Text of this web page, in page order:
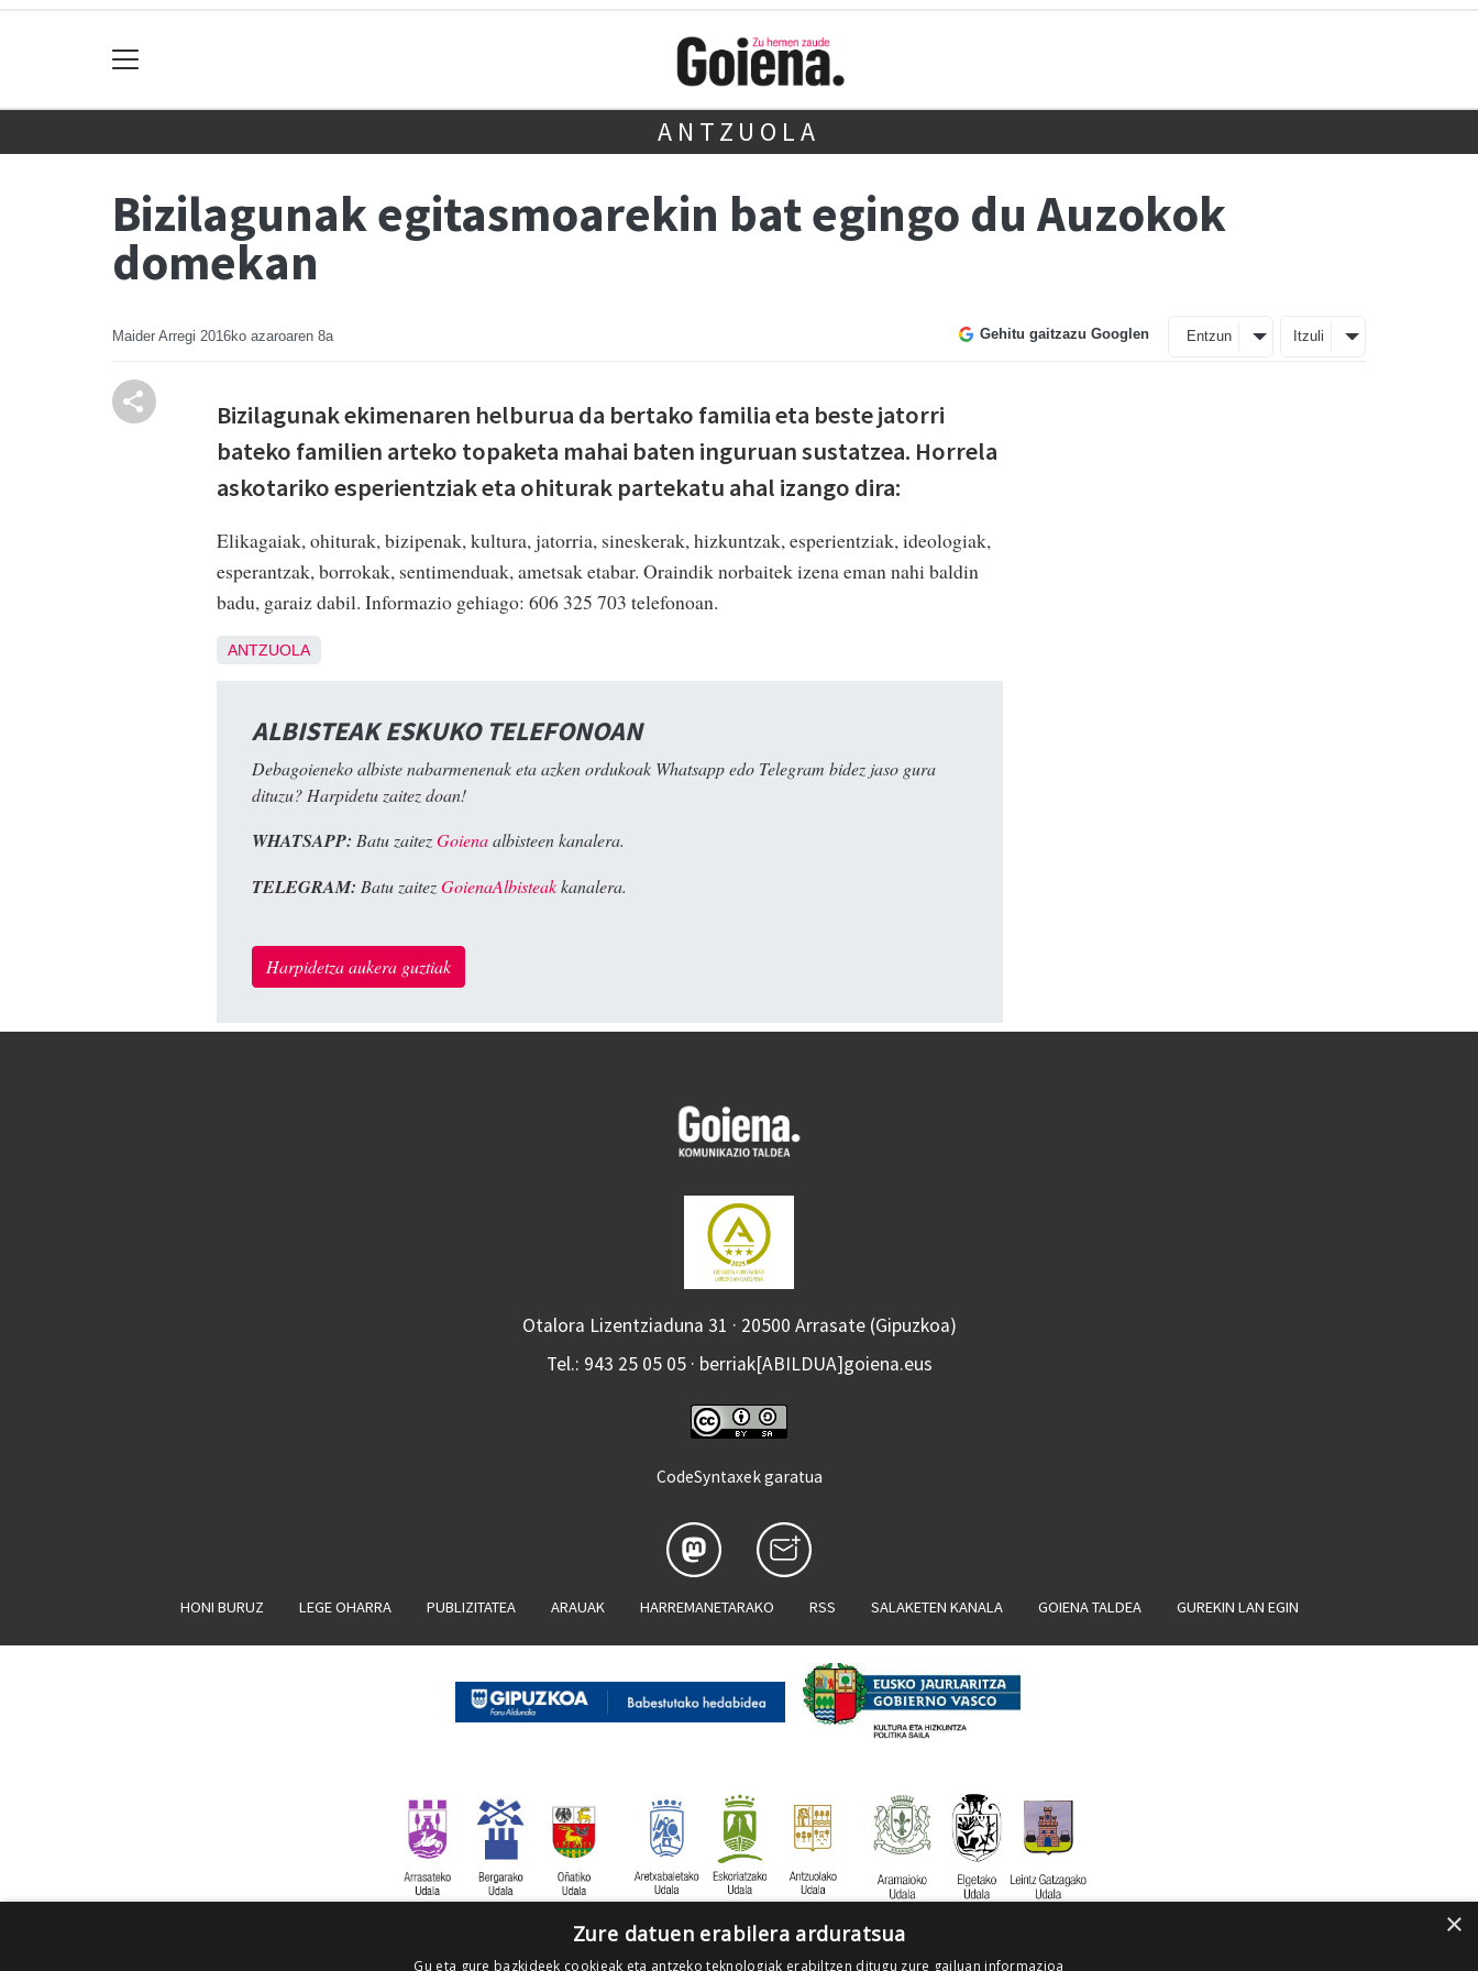
ANTZUOLA
Bizilagunak egitasmoarekin bat egingo du Auzokok
domekan
Maider Arregi 2016ko azaroaren 8a Gehitu gaitzazu Googlen Entzun Itzuli
Bizilagunak ekimenaren helburua da bertako familia eta beste jatorri
bateko familien arteko topaketa mahai baten inguruan sustatzea. Horrela
askotariko esperientziak eta ohiturak partekatu ahal izango dira:
Elikagaiak, ohiturak, bizipenak, kultura, jatorria, sineskerak, hizkuntzak, esperientziak, ideologiak,
esperantzak, borrokak, sentimenduak, ametsak etabar. Oraindik norbaitek izena eman nahi baldin
badu, garaiz dabil. Informazio gehiago: 606 325 703 telefonoan.
ANTZUOLA
ALBISTEAK ESKUKO TELEFONOAN
Debagoieneko albiste nabarmenenak eta azken ordukoak Whatsapp edo Telegram bidez jaso gura
dituzu? Harpidetu zaitez doan!
WHATSAPP: Batu zaitezGoienaalbisteen kanalera.
TELEGRAM: Batu zaitezGoienaAlbisteakkanalera.
Harpidetza aukera guztiak
Otalora Lizentziaduna 31 · 20500 Arrasate (Gipuzkoa)
Tel.: 943 25 05 05 · berriak[ABILDUA]goiena.eus
CodeSyntaxek garatua
HONI BURUZ LEGE OHARRA PUBLIZITATEA ARAUAK HARREMANETARAKO RSS SALAKETEN KANALA GOIENA TALDEA GUREKIN LAN EGIN
×
Zure datuen erabilera arduratsua
Gu eta gure bazkideek cookieak eta antzeko teknologiak erabiltzen ditugu zure gailuan informazioa